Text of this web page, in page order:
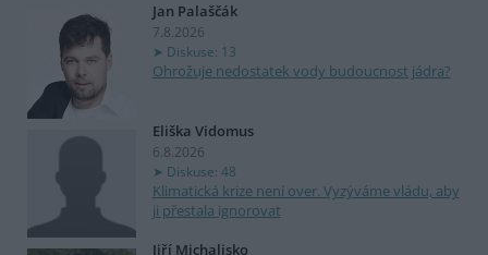
Jan Palaščák
7.8.2026
Diskuse: 13
Ohrožuje nedostatek vody budoucnost jádra?
Eliška Vidomus
6.8.2026
Diskuse: 48
Klimatická krize není over. Vyzýváme vládu, aby
ji přestala ignorovat
Jiří Michalisko